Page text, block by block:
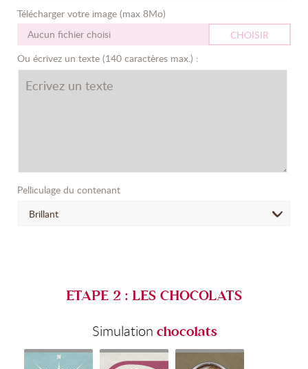
Télécharger votre image (max 8Mo)
Aucun fichier choisi
CHOISIR
Ou écrivez un texte (140 caractères max.) :
Pelliculage du contenant
Brillant
ETAPE 2 : LES CHOCOLATS
Simulation chocolats